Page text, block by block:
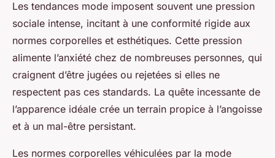
Les tendances mode imposent souvent une pression
sociale intense, incitant à une conformité rigide aux
normes corporelles et esthétiques. Cette pression
alimente l’anxiété chez de nombreuses personnes, qui
craignent d’être jugées ou rejetées si elles ne
respectent pas ces standards. La quête incessante de
l’apparence idéale crée un terrain propice à l’angoisse
et à un mal-être persistant.
Les normes corporelles véhiculées par la mode